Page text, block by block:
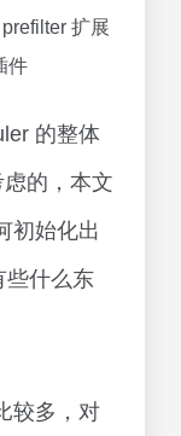
扩展
件
的整体
的，本文
初始化出
些什么东
较多，对